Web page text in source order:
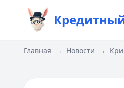
Главная → Новости →